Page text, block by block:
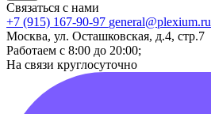
Связаться с нами
+7 (915) 167-90-97 general@plexium.ru
Москва, ул. Осташковская, д.4, стр.7
Работаем с 8:00 до 20:00;
На связи круглосуточно